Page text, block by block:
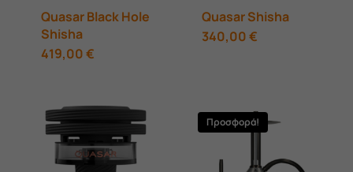
του
προϊόντος
Quasar Black Hole
Shisha
419,00€
Quasar Shisha
340,00€
Προσφορά!